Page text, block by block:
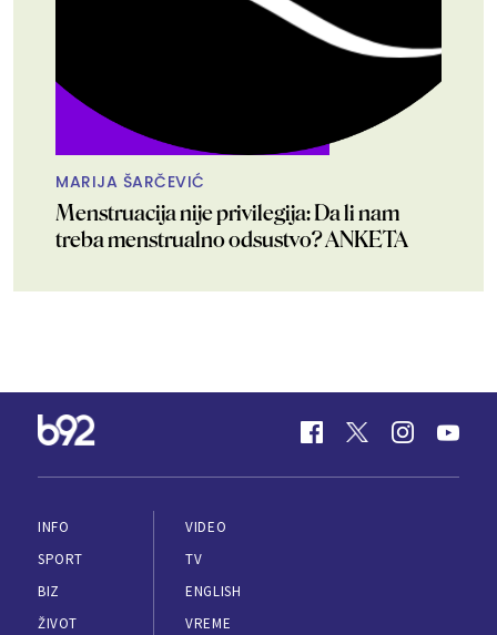
MARIJA ŠARČEVIĆ
Menstruacija nije privilegija: Da li nam
treba menstrualno odsustvo? ANKETA
INFO
SPORT
BIZ
ŽIVOT
VIDEO
TV
ENGLISH
VREME